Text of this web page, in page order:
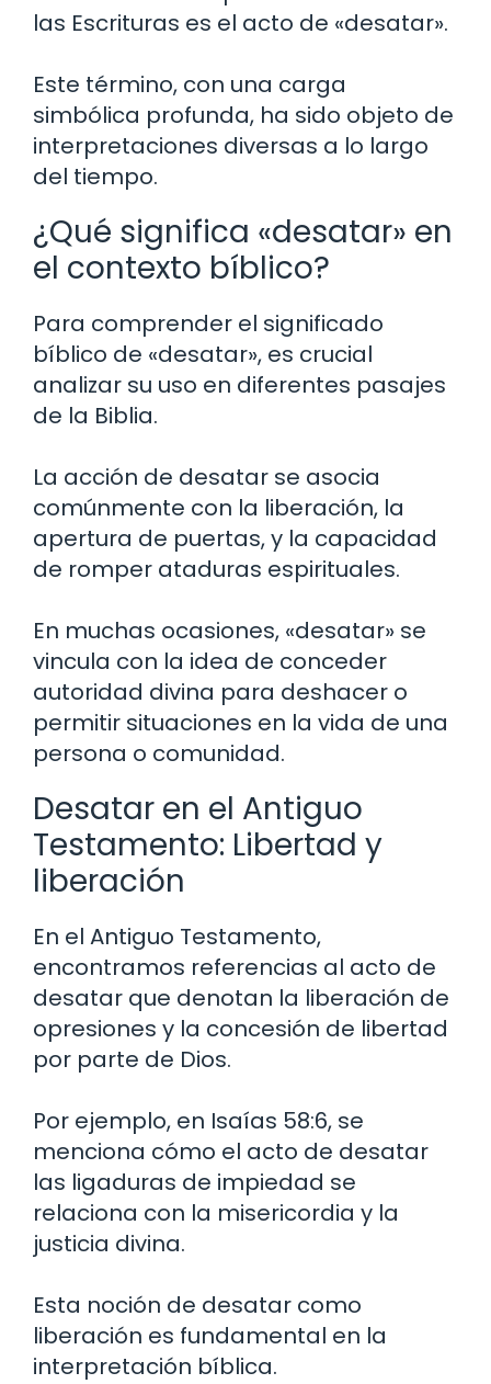
las Escrituras es el acto de «desatar».
Este término, con una carga
simbólica profunda, ha sido objeto de
interpretaciones diversas a lo largo
del tiempo.
¿Qué significa «desatar» en
el contexto bíblico?
Para comprender el significado
bíblico de «desatar», es crucial
analizar su uso en diferentes pasajes
de la Biblia.
La acción de desatar se asocia
comúnmente con la liberación, la
apertura de puertas, y la capacidad
de romper ataduras espirituales.
En muchas ocasiones, «desatar» se
vincula con la idea de conceder
autoridad divina para deshacer o
permitir situaciones en la vida de una
persona o comunidad.
Desatar en el Antiguo
Testamento: Libertad y
liberación
En el Antiguo Testamento,
encontramos referencias al acto de
desatar que denotan la liberación de
opresiones y la concesión de libertad
por parte de Dios.
Por ejemplo, en Isaías 58:6, se
menciona cómo el acto de desatar
las ligaduras de impiedad se
relaciona con la misericordia y la
justicia divina.
Esta noción de desatar como
liberación es fundamental en la
interpretación bíblica.